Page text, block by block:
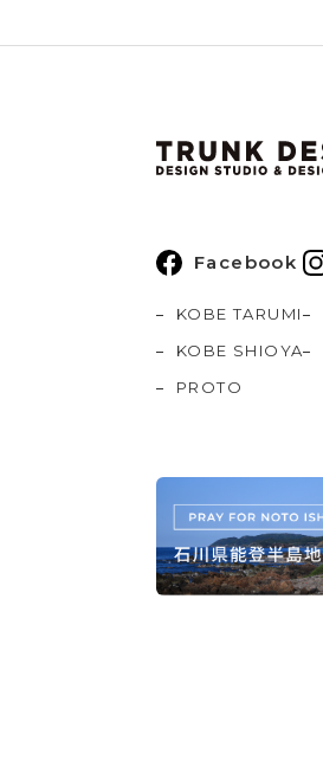
Facebook
KOBE TARUMI
KOBE SHIOYA
PROTO